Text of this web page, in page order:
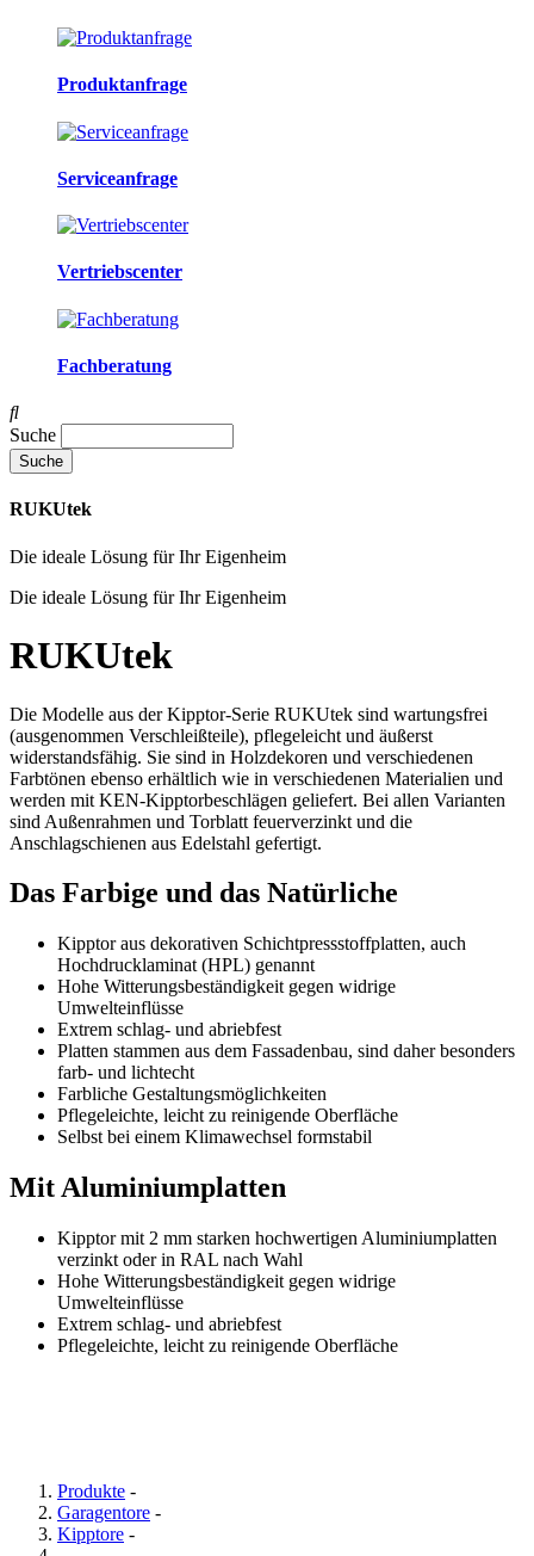
Produktanfrage
Serviceanfrage
Vertriebscenter
Fachberatung
Suche
RUKUtek
Die ideale Lösung für Ihr Eigenheim
Die ideale Lösung für Ihr Eigenheim
RUKUtek
Die Modelle aus der Kipptor-Serie RUKUtek sind wartungsfrei
(ausgenommen Verschleißteile), pflegeleicht und äußerst
widerstandsfähig. Sie sind in Holzdekoren und verschiedenen
Farbtönen ebenso erhältlich wie in verschiedenen Materialien und
werden mit KEN-Kipptorbeschlägen geliefert. Bei allen Varianten
sind Außenrahmen und Torblatt feuerverzinkt und die
Anschlagschienen aus Edelstahl gefertigt.
Das Farbige und das Natürliche
Kipptor aus dekorativen Schichtpressstoffplatten, auch
Hochdrucklaminat (HPL) genannt
Hohe Witterungsbeständigkeit gegen widrige
Umwelteinflüsse
Extrem schlag- und abriebfest
Platten stammen aus dem Fassadenbau, sind daher besonders
farb- und lichtecht
Farbliche Gestaltungsmöglichkeiten
Pflegeleichte, leicht zu reinigende Oberfläche
Selbst bei einem Klimawechsel formstabil
Mit Aluminiumplatten
Kipptor mit 2 mm starken hochwertigen Aluminiumplatten
verzinkt oder in RAL nach Wahl
Hohe Witterungsbeständigkeit gegen widrige
Umwelteinflüsse
Extrem schlag- und abriebfest
Pflegeleichte, leicht zu reinigende Oberfläche
Produkte -
Garagentore -
Kipptore -